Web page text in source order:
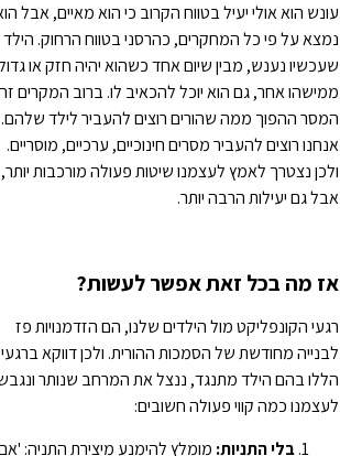
עונש הוא אולי יעיל בטווח הקרוב כי הוא מאיים, אבל
נמצא על פי כל המחקרים, כהרסני בטווח הרחוק. הילד
שעכשיו נענש, מבין שיום אחד כשהוא יהיה חזק או
ממישהו אחר, גם הוא יוכל להכאיב לו. ברוב המקרים
המסר ההפוך ממה שהורים רוצים להעביר לילד שלהם.
אנחנו רוצים להעביר מסרים חינוכיים, ערכיים, מוסריים.
ולכן נצטרך לאמץ לעצמנו שיטות פעולה מורכבות יותר,
אבל גם יעילות הרבה יותר.
אז מה בכל זאת אפשר לעשות?
רגעי הקונפליקט מול הילדים שלנו, הם הזדמנויות פז
לבנייה מחודשת של הסמכות ההורית. ולכן דווקא
הללו בהם הילד מתנגד, ננצל את המרחב שנותר
לעצמנו כמה קווי פעולה חשובים:
בלי התניות: מומלץ להימנע מיצירת התניה: